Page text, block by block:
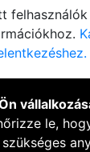
le,